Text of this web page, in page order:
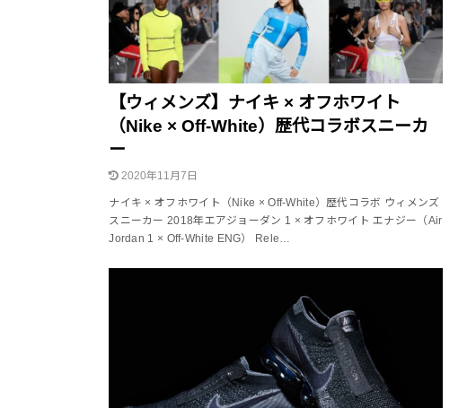
【ウィメンズ】ナイキ × オフホワイト
（Nike × Off-White）歴代コラボスニーカ
ー
2020年11月7日
ナイキ × オフホワイト（Nike × Off-White）歴代コラボ ウィメンズ
スニーカー 2018年エアジョーダン 1 × オフホワイト エナジー（Air
Jordan 1 × Off-White ENG） Rele…